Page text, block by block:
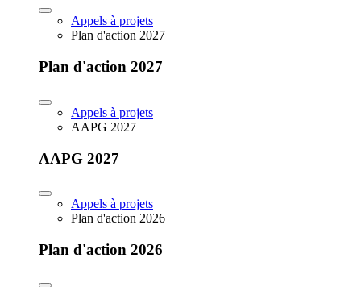
Appels à projets
Plan d'action 2027
Plan d'action 2027
Appels à projets
AAPG 2027
AAPG 2027
Appels à projets
Plan d'action 2026
Plan d'action 2026